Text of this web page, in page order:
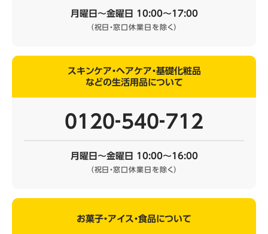
月曜日～金曜日 10:00～17:00
（祝日・窓口休業日を除く）
スキンケア・ヘアケア・基礎化粧品
などの生活用品について
0120‐540‐712
月曜日～金曜日 10:00～16:00
（祝日・窓口休業日を除く）
お菓子・アイス・食品について